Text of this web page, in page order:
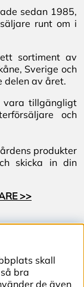
sedan 1985,
runt om i
sortiment av
Sverige och
delen av året.
vara tillgängligt
och
produkter
skicka in din
>>
skall
bra
de även